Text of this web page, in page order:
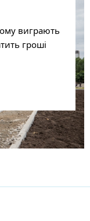
виграють
гроші